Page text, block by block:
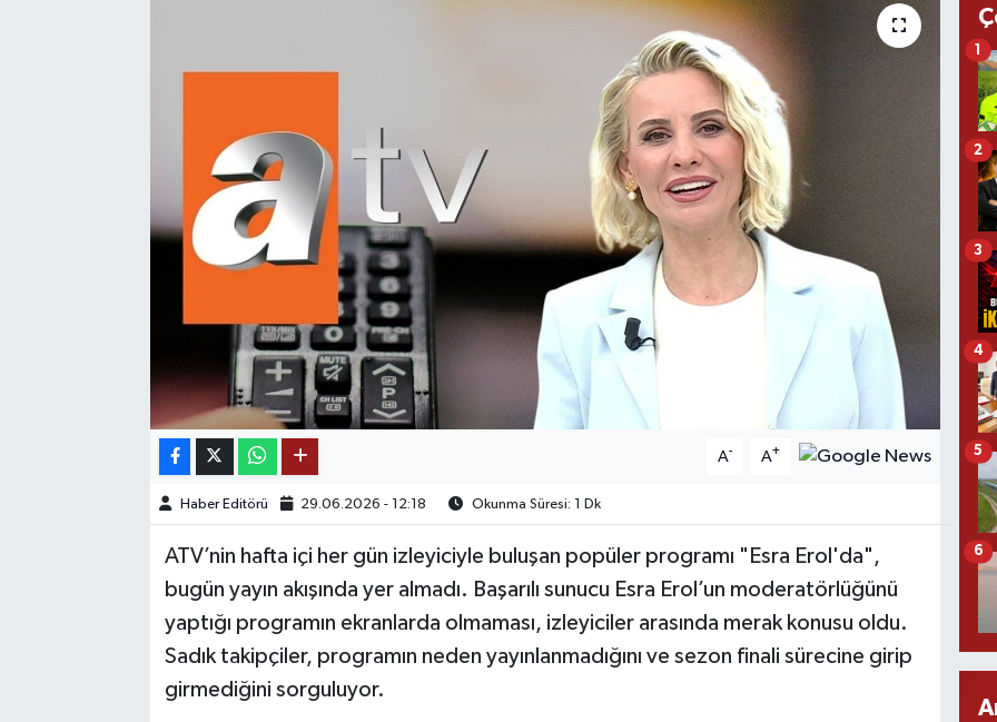
A- A+
Haber Editörü 29.06.2026 - 12:18 Okunma Süresi: 1 Dk
ATV’nin hafta içi her gün izleyiciyle buluşan popüler programı "Esra Erol'da",
bugün yayın akışında yer almadı. Başarılı sunucu Esra Erol’un moderatörlüğünü
yaptığı programın ekranlarda olmaması, izleyiciler arasında merak konusu oldu.
Sadık takipçiler, programın neden yayınlanmadığını ve sezon finali sürecine girip
girmediğini sorguluyor.
1
2
3
4
5
6
OTOMOTİV
KÜLTÜR SANAT